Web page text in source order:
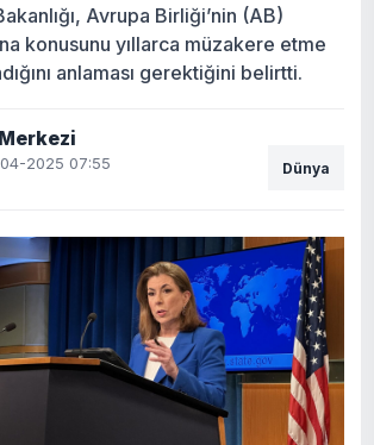
Avrupa Birliği’nin (AB)
konusunu yıllarca müzakere etme
anlaması gerektiğini belirtti.
2025 07:55 Dünya